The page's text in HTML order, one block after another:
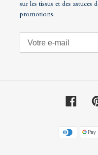
sur les tissus et des astuces
promotions.